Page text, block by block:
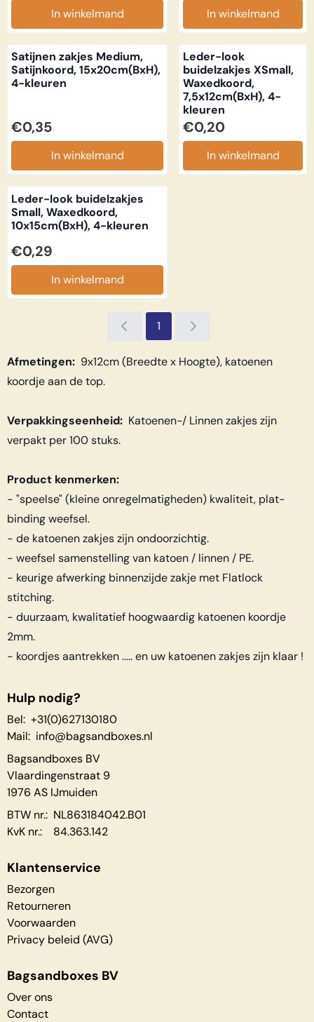
In winkelmand In winkelmand
Satijnen zakjes Medium,
Satijnkoord, 15x20cm(BxH),
4-kleuren
Prijs: 0,35
€0,35
In winkelmand
Leder-look
buidelzakjes XSmall,
Waxedkoord,
7,5x12cm(BxH), 4-
kleuren
Prijs: 0,20
€0,20
In winkelmand
Leder-look buidelzakjes
Small, Waxedkoord,
10x15cm(BxH), 4-kleuren
Prijs: 0,29
€0,29
In winkelmand
1
Afmetingen: 9x12cm (Breedte x Hoogte), katoenen
koordje aan de top.
Verpakkingseenheid: Katoenen-/ Linnen zakjes zijn
verpakt per 100 stuks.
Product kenmerken:
- "speelse" (kleine onregelmatigheden) kwaliteit, plat-
binding weefsel.
- de katoenen zakjes zijn ondoorzichtig.
- weefsel samenstelling van katoen / linnen / PE.
- keurige afwerking binnenzijde zakje met Flatlock
stitching.
- duurzaam, kwalitatief hoogwaardig katoenen koordje
2mm.
- koordjes aantrekken ..... en uw katoenen zakjes zijn klaar !
Hulp nodig?
Bel: +31(0)627130180
Mail: info@bagsandboxes.nl
Bagsandboxes BV
Vlaardingenstraat 9
1976 AS IJmuiden
BTW nr.: NL863184042.B01
KvK nr.: 84.363.142
Klantenservice
Bezorgen
Retourneren
Voorwaarden
Privacy beleid (AVG)
Bagsandboxes BV
Over ons
Contact